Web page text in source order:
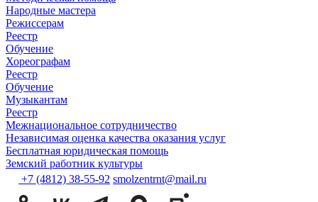
Народные мастера
Режиссерам
Реестр
Обучение
Хореографам
Реестр
Обучение
Музыкантам
Реестр
Межнациональное сотрудничество
Независимая оценка качества оказания услуг
Бесплатная юридическая помощь
Земский работник культуры
+7 (4812) 38-55-92 smolzentrnt@mail.ru